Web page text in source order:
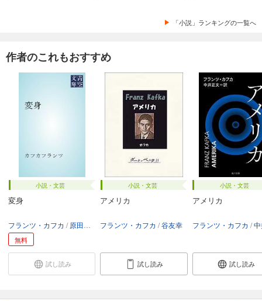
「小説」ランキングの一覧へ
作者のこれもおすすめ
小説・文芸
変身
フランツ・カフカ 原田義人
無料
試し読み
小説・文芸
アメリカ
フランツ・カフカ 谷友幸
試し読み
小説・文芸
アメリカ
フランツ・カフカ 中
試し読み